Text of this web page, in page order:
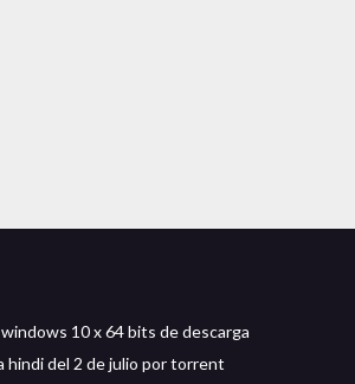
10 x 64 bits de descarga
hindi del 2 de julio por torrent